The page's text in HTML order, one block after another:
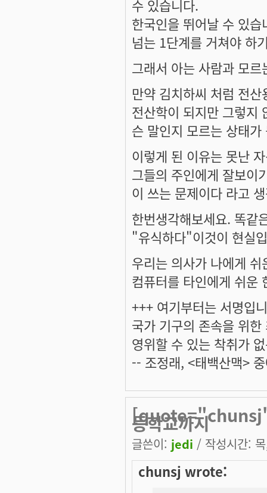
수 있습니다.
한국인을 뛰어날 수 있
넘는 1단계를 거쳐야 하
그래서 아는 사람과 모
만약 김치하씨 처럼 전
전산학이 되지만 그렇지
슨 말인지 모르는 상태가
이렇게 된 이유는 못난
그들의 주인에게 잘보이
이 쓰는 문제이다 라고
한번생각해보세요. 똑같
"유식하다"이것이 현실
우리는 의사가 나에게
컴퓨터를 타인에게 쉬운
+++ 여기부터는 서명입
국가 기구의 존속을 위
영위할 수 있는 착취가
-- 조정래, <태백산맥>
[quote="chunsj"]
등학교까지
글쓴이: jedi / 작성시간:
chunsj wrote: